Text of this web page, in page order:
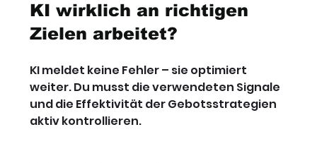
KI wirklich an richtigen
Zielen arbeitet?
KI meldet keine Fehler – sie optimiert
weiter. Du musst die verwendeten Signale
und die Effektivität der Gebotsstrategien
aktiv kontrollieren.